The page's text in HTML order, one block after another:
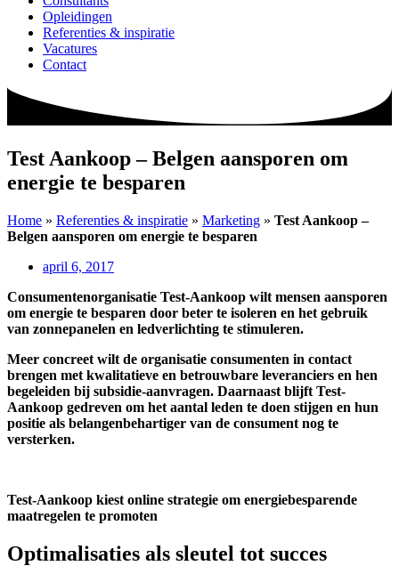
Opleidingen
Referenties & inspiratie
Vacatures
Contact
Test Aankoop – Belgen aansporen om
energie te besparen
Home » Referenties & inspiratie » Marketing » Test Aankoop –
Belgen aansporen om energie te besparen
april 6, 2017
Consumentenorganisatie Test-Aankoop wilt mensen aansporen
om energie te besparen door beter te isoleren en het gebruik
van zonnepanelen en ledverlichting te stimuleren.
Meer concreet wilt de organisatie consumenten in contact
brengen met kwalitatieve en betrouwbare leveranciers en hen
begeleiden bij subsidie-aanvragen. Daarnaast blijft Test-
Aankoop gedreven om het aantal leden te doen stijgen en hun
positie als belangenbehartiger van de consument nog te
versterken.
Test-Aankoop kiest online strategie om energiebesparende
maatregelen te promoten
Optimalisaties als sleutel tot succes